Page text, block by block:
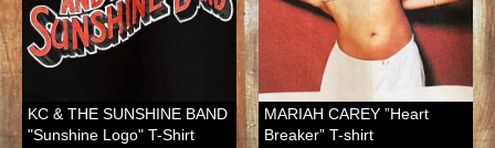
KC & THE SUNSHINE BAND
"Sunshine Logo" T-Shirt
MARIAH CAREY ”Heart
Breaker” T-shirt